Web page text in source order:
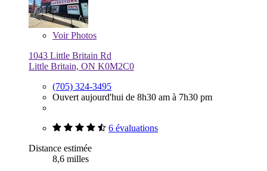
VoirPhotos
1043 Little Britain Rd
Little Britain, ON K0M2C0
(705) 324-3495
Ouvert aujourd'hui de 8h30 am à 7h30 pm
6 évaluations
Distance estimée
8,6 milles